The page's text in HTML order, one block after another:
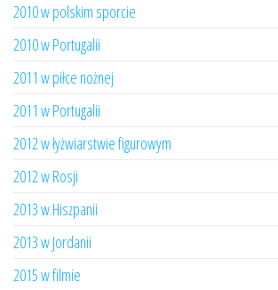
2010 w polskim sporcie
2010 w Portugalii
2011 w piłce nożnej
2011 w Portugalii
2012 w łyżwiarstwie figurowym
2012 w Rosji
2013 w Hiszpanii
2013 w Jordanii
2015 w filmie